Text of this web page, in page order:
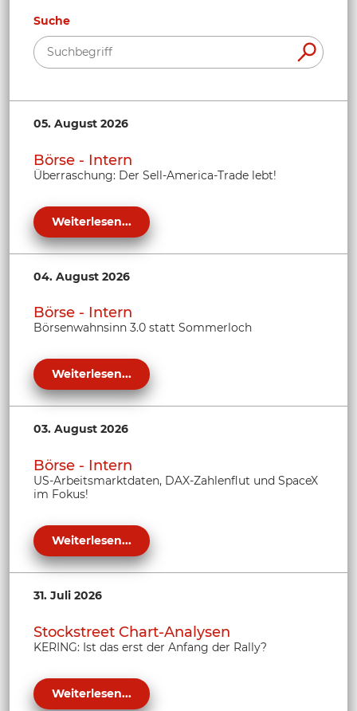
Suche
05. August 2026
Börse - Intern
Überraschung: Der Sell-America-Trade lebt!
Weiterlesen...
04. August 2026
Börse - Intern
Börsenwahnsinn 3.0 statt Sommerloch
Weiterlesen...
03. August 2026
Börse - Intern
US-Arbeitsmarktdaten, DAX-Zahlenflut und SpaceX
im Fokus!
Weiterlesen...
31. Juli 2026
Stockstreet Chart-Analysen
KERING: Ist das erst der Anfang der Rally?
Weiterlesen...